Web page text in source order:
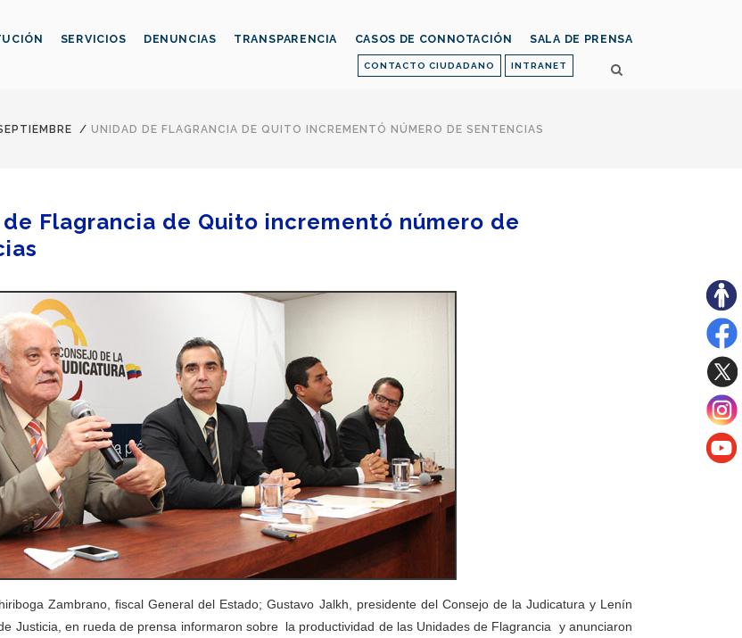
CONTACTO CIUDADANO INTRANET
SERVICIOS DENUNCIAS TRANSPARENCIA CASOS DE CONNOTACIÓN SALA DE PRENSA
/ UNIDAD DE FLAGRANCIA DE QUITO INCREMENTÓ NÚMERO DE SENTENCIAS
Flagrancia de Quito incrementó número de
Zambrano, fiscal General del Estado; Gustavo Jalkh, presidente del Consejo de la Judicatura y Lenín
Justicia, en rueda de prensa informaron sobre la productividad de las Unidades de Flagrancia y anunciaron